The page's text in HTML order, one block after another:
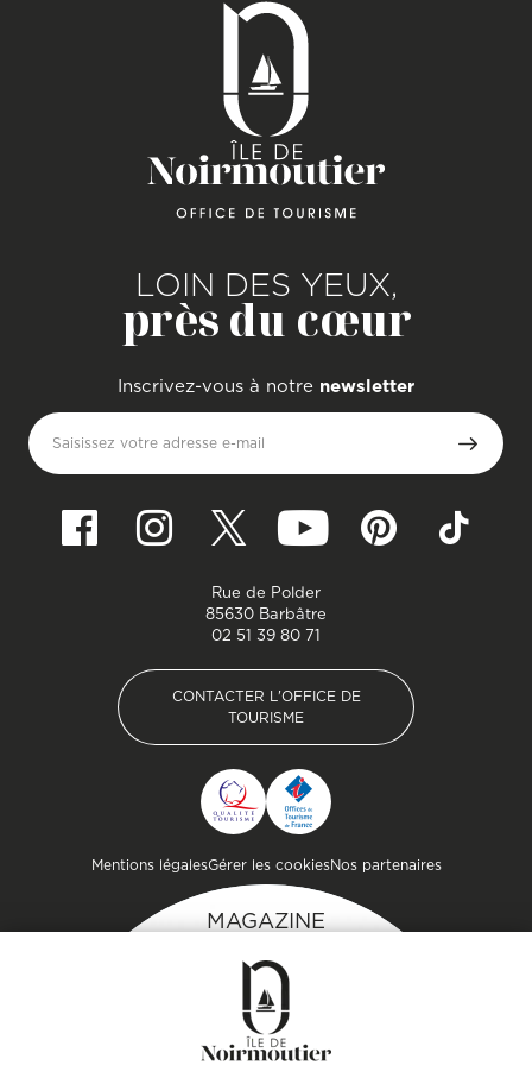
Mentions légalesGérer les cookiesNos partenaires
MAGAZINE
Inspirez-vous et
préparez votre séjour
sur l'île de Noirmoutier !
LOIN DES YEUX,
près du cœur
Inscrivez-vous à notre newsletter
Saisissez votre adresse e-mail
Rue de Polder
85630 Barbâtre
02 51 39 80 71
CONTACTER L'OFFICE DE
TOURISME
CONTACTER L'OFFICE DE
TOURISME